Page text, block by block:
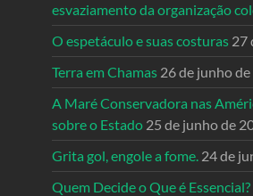
esvaziamento da organização
O espetáculo e suas costuras 27
Terra em Chamas 26 de junho
A Maré Conservadora nas
sobre o Estado 25 de junho de
Grita gol, engole a fome. 24 de
Quem Decide o Que é Essencial?